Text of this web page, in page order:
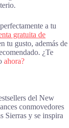
a tu
gratuita de
tu gusto, además de
¿Te
ahora?
del New
conmovedores
Sierras y se inspira